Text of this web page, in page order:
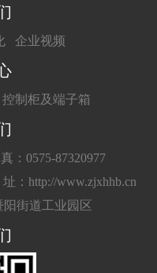
企业视频
控制柜及端子箱
：0575-87320977
：http://www.zjxhhb.cn
街道工业园区